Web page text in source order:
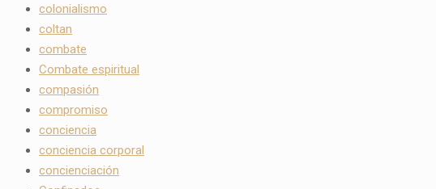
colonialismo
coltan
combate
Combate espiritual
compasión
compromiso
conciencia
conciencia corporal
concienciación